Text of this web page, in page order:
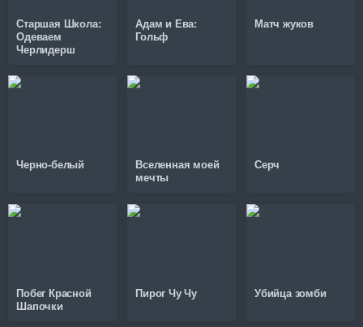
Старшая Школа:
Одеваем
Черлидерш
Адам и Ева:
Гольф
Матч жуков
Черно-белый
Вселенная моей
мечты
Серч
Побег Красной
Шапочки
Пирог Чу Чу Убийца зомби